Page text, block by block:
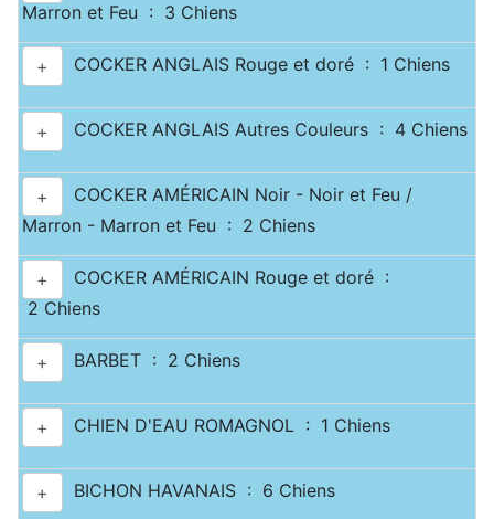
Marron et Feu : 3 Chiens
+ COCKER ANGLAIS Rouge et doré : 1 Chiens
+ COCKER ANGLAIS Autres Couleurs : 4 Chiens
+
COCKER AMÉRICAIN Noir - Noir et Feu /
Marron - Marron et Feu : 2 Chiens
+
COCKER AMÉRICAIN Rouge et doré :
2 Chiens
+ BARBET : 2 Chiens
+ CHIEN D'EAU ROMAGNOL : 1 Chiens
+ BICHON HAVANAIS : 6 Chiens